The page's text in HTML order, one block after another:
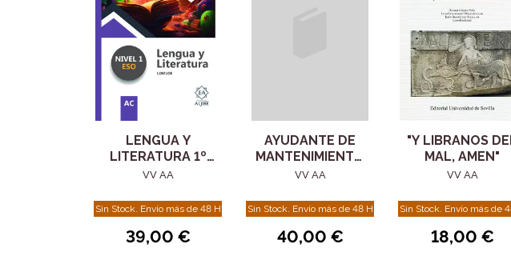
LENGUA Y
LITERATURA 1º
ESO (LOMLOE)
CURRICULAR
VV AA
Sin Stock. Envío más de 48 H
39,00 €
AYUDANTE DE
MANTENIMIENTO
DE LA AGENCIA
ADMINISTRACION
VV AA
Sin Stock. Envío más de 48 H
40,00 €
"Y LIBRANOS
MAL, AMEN"
VV AA
Sin Stock. Envío más de
18,00 €